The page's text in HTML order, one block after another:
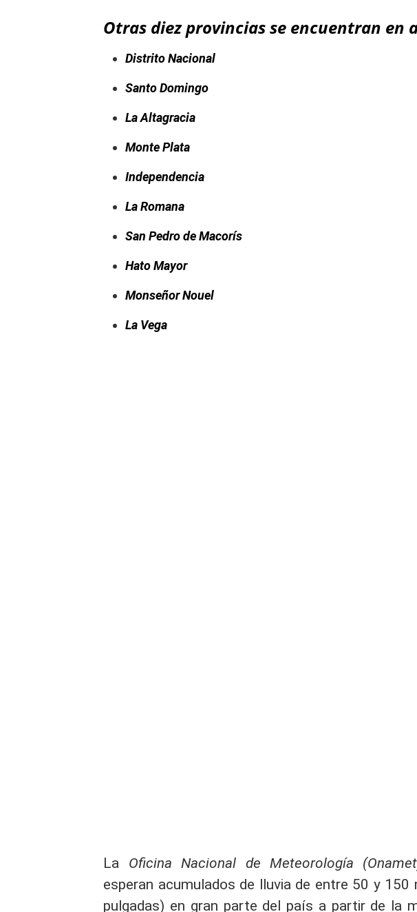
Otras diez provincias se encuentran en
Distrito Nacional
Santo Domingo
La Altagracia
Monte Plata
Independencia
La Romana
San Pedro de Macorís
Hato Mayor
Monseñor Nouel
La Vega
La Oficina Nacional de Meteorología
esperan acumulados de lluvia de entre 50 y
pulgadas) en gran parte del país a partir de la